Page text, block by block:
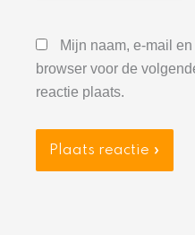
Mijn naam, e-mail
browser voor de
reactie plaats.